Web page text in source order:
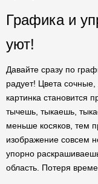
Графика и
уют!
Давайте сразу по
радует! Цвета
картинка становится
тычешь, тыкаешь,
меньше косяков, тем
изображение совсем
упорно
область. Потеря